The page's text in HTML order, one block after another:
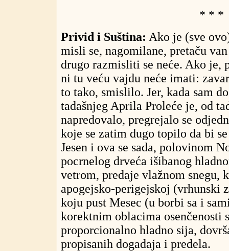
* * *
Privid i Suština: Ako je (sve
misli se, nagomilane, pretaču
drugo razmisliti se neće. Ako je,
ni tu veću vajdu neće imati:
to tako, smislilo. Jer, kada sam
tadašnjeg Aprila Proleće je, od
napredovalo, pregrejalo se
koje se zatim dugo topilo da bi
Jesen i ova se sada, polovinom
pocrnelog drveća išibanog
vetrom, predaje vlažnom snegu,
apogejsko-perigejskoj (vrhunski
koju pust Mesec (u borbi sa i
korektnim oblacima osenčenosti
proporcionalno hladno sija,
propisanih događaja i predela.